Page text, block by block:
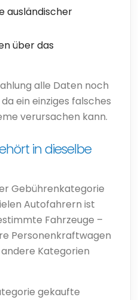
ausländischer
über das
alle Daten noch
ein einziges falsches
verursachen kann.
in dieselbe
Gebührenkategorie
Autofahrern ist
Fahrzeuge –
Personenkraftwagen
Kategorien
gekaufte